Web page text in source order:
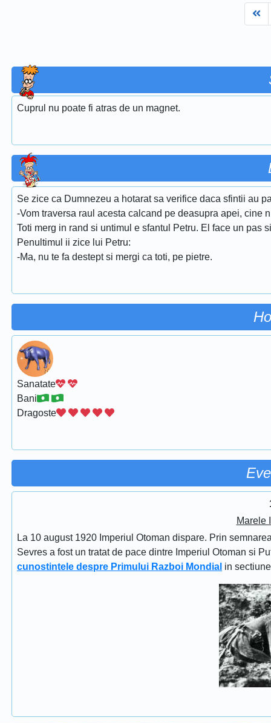
Cuprul nu poate fi atras de un magnet.
Se zice ca Dumnezeu a hotarat sa verifice daca sfintii au
-Vom traversa raul acesta calcand pe deasupra apei, cine
Toti merg in rand si untimul e sfantul Petru. El face un pas
Penultimul ii zice lui Petru:
-Ma, nu te fa destept si mergi ca toti, pe pietre.
Sanatate
Bani
Dragoste
Marele
La 10 august 1920 Imperiul Otoman dispare. Prin
Sevres a fost un tratat de pace dintre Imperiul Otoman si
cunostintele despre Primului Razboi Mondial in